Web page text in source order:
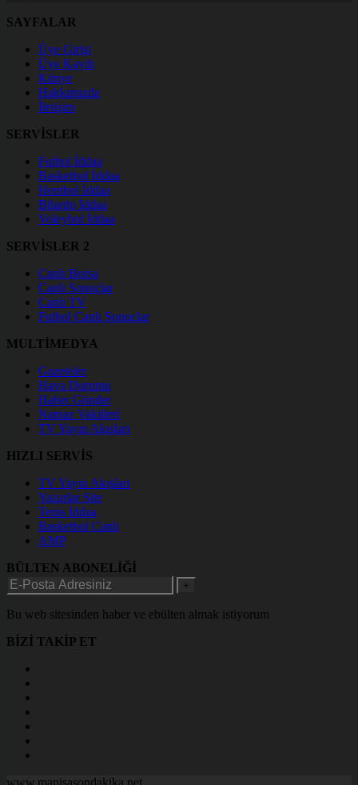
SAYFALAR
Üye Girişi
Üye Kaydı
Künye
Hakkımızda
İletişim
SERVİSLER
Futbol İddaa
Basketbol İddaa
Hentbol İddaa
Bilardo İddaa
Voleybol İddaa
SERVİSLER 2
Canlı Borsa
Canlı Sonuçlar
Canlı TV
Futbol Canlı Sonuçlar
MULTİMEDYA
Gazeteler
Hava Durumu
Haber Gönder
Namaz Vakitleri
TV Yayın Akışları
HIZLI SERVİS
TV Yayın Akışları
Yazarlar Site
Tenis İddaa
Basketbol Canlı
AMP
BÜLTEN ABONELİĞİ
+
Bu web sitesinden haber ve ebülten almak istiyorum
BİZİ TAKİP ET
www.manisasondakika.net